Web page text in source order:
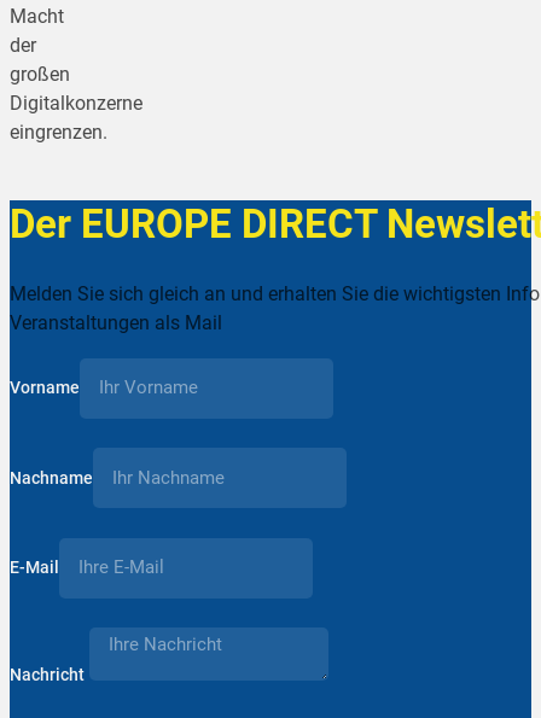
Macht
der
großen
Digitalkonzerne
eingrenzen.
Der EUROPE DIRECT
Melden Sie sich gleich an und erhalten Sie die wichtigsten
Veranstaltungen als Mail
Vorname
Nachname
E-Mail
Nachricht